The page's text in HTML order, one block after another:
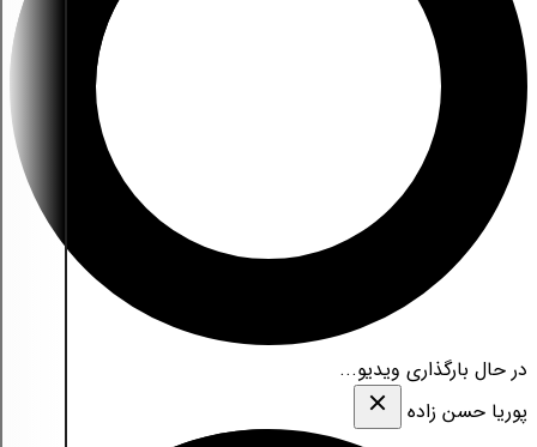
در حال بارگذاری ویدیو...
پوریا حسن زاده